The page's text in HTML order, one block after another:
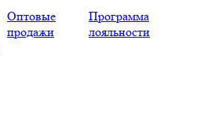
Оптовые
продажи
Программа
лояльности